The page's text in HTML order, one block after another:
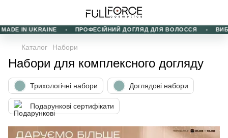
IN UKRAINE ПРОФЕСІЙНИЙ ДОГЛЯД ДЛЯ ВОЛОССЯ
Каталог Набори
Набори для комплексного догляду
Трихологічні набори Доглядові набори
Подарункові сертифікати